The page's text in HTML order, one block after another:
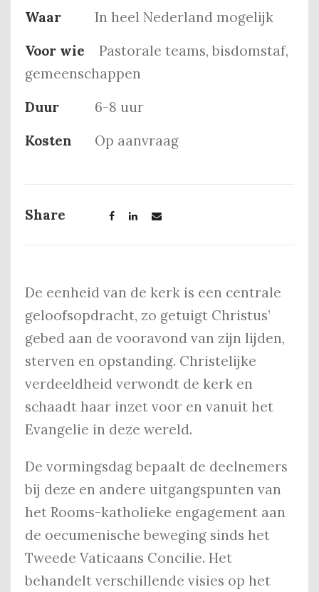
Waar
In heel Nederland mogelijk
Voor wie
Pastorale teams, bisdomstaf,
gemeenschappen
Duur
6-8 uur
Kosten
Op aanvraag
Share
De eenheid van de kerk is een centrale
geloofsopdracht, zo getuigt Christus’
gebed aan de vooravond van zijn lijden,
sterven en opstanding. Christelijke
verdeeldheid verwondt de kerk en
schaadt haar inzet voor en vanuit het
Evangelie in deze wereld.
De vormingsdag bepaalt de deelnemers
bij deze en andere uitgangspunten van
het Rooms-katholieke engagement aan
de oecumenische beweging sinds het
Tweede Vaticaans Concilie. Het
behandelt verschillende visies op het